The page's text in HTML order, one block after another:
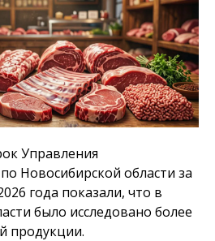
Управления
Новосибирской области за
года показали, что в
было исследовано более
продукции.